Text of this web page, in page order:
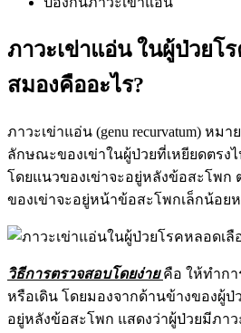
ภาวะเข่าแอ่น ในผู้ป่วยโ
สมองคืออะไร?
ภาวะเข่าแอ่น (genu recurvatum) หม
ลักษณะของเข่าในผู้ป่วยที่เหยียดตรง
โดยแนวของเข่าจะอยู่หลังข้อสะโพก
ของเข่าจะอยู่หน้าข้อสะโพกเล็กน้อย
วิธีการตรวจสอบโดยง่าย คือ ให้ทำก
หรือเดิน โดยมองจากด้านข้างของผู้ป่
อยู่หลังข้อสะโพก แสดงว่าผู้ป่วยมีภาว